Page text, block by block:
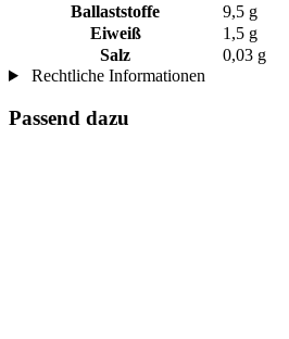
Ballaststoffe
9,5 g
Eiweiß
1,5 g
Salz
0,03 g
Rechtliche Informationen
Passend dazu